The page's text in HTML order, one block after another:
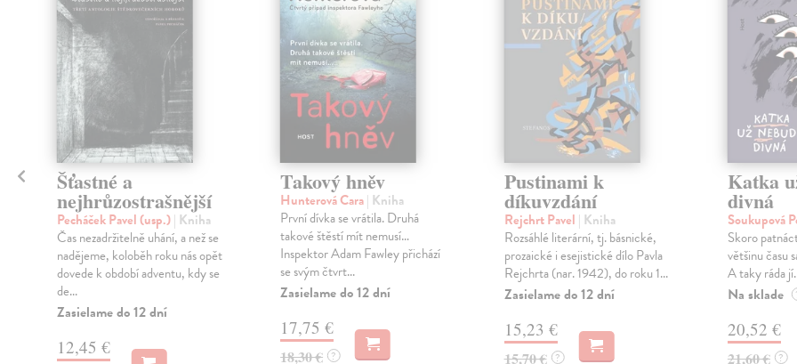
Šťastné a
nejhrůzostrašnější
Pecháček Pavel (usp.)| Kniha
Čas nezadržitelně uhání, a než se
nadějeme, koloběh roku nás opět
dovede k období adventu, kdy se
de...
Zasielame do 12 dní
12,45 €
Takový hněv
Hunterová Cara| Kniha
První dívka se vrátila. Druhá
takové štěstí mít nemusí…
Inspektor Adam Fawley přichází
se svým čtvrt...
Zasielame do 12 dní
17,75 €
18,30 € ?
Pustinami k
díkuvzdání
Rejchrt Pavel | Kniha
Rozsáhlé literární, tj. básnické,
prozaické i esejistické dílo Pavla
Rejchrta (nar. 1942), do roku 1...
Zasielame do 12 dní
15,23 €
15,70 € ?
Katka
divná
Soukupová
Skoro
většinu času
A taky ráda jí.
Na sklade
20,52 €
21,60 € ?